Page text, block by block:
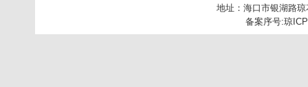
地址： 海口市银湖路
备案序号:琼